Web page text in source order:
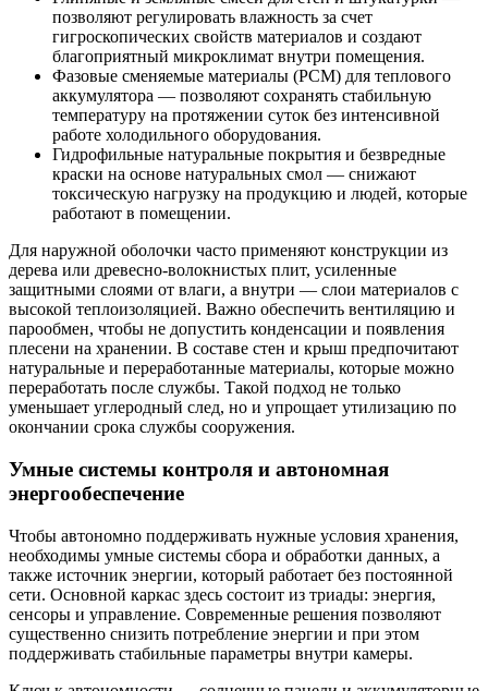
позволяют регулировать влажность за счет
гигроскопических свойств материалов и создают
благоприятный микроклимат внутри помещения.
Фазовые сменяемые материалы (PCM) для теплового
аккумулятора — позволяют сохранять стабильную
температуру на протяжении суток без интенсивной
работе холодильного оборудования.
Гидрофильные натуральные покрытия и безвредные
краски на основе натуральных смол — снижают
токсическую нагрузку на продукцию и людей, которые
работают в помещении.
Для наружной оболочки часто применяют конструкции из
дерева или древесно-волокнистых плит, усиленные
защитными слоями от влаги, а внутри — слои материалов с
высокой теплоизоляцией. Важно обеспечить вентиляцию и
парообмен, чтобы не допустить конденсации и появления
плесени на хранении. В составе стен и крыш предпочитают
натуральные и переработанные материалы, которые можно
переработать после службы. Такой подход не только
уменьшает углеродный след, но и упрощает утилизацию по
окончании срока службы сооружения.
Умные системы контроля и автономная
энергообеспечение
Чтобы автономно поддерживать нужные условия хранения,
необходимы умные системы сбора и обработки данных, а
также источник энергии, который работает без постоянной
сети. Основной каркас здесь состоит из триады: энергия,
сенсоры и управление. Современные решения позволяют
существенно снизить потребление энергии и при этом
поддерживать стабильные параметры внутри камеры.